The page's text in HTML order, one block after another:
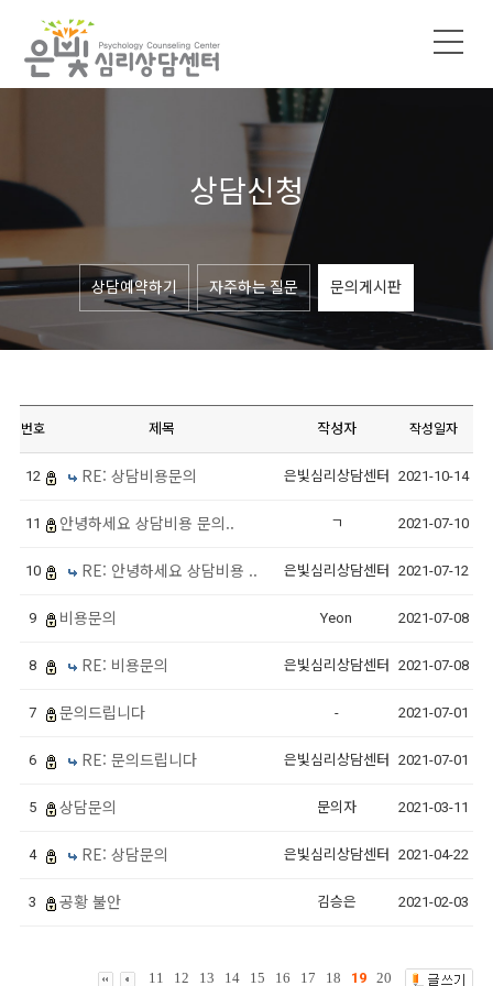
상담신청
상담예약하기 자주하는 질문 문의게시판
번호 제목 작성자 작성일자
12 RE: 상담비용문의 은빛심리상담센터 2021-10-14
11 안녕하세요 상담비용 문의.. ㄱ 2021-07-10
10 RE: 안녕하세요 상담비용 .. 은빛심리상담센터 2021-07-12
9 비용문의 Yeon 2021-07-08
8 RE: 비용문의 은빛심리상담센터 2021-07-08
7 문의드립니다 - 2021-07-01
6 RE: 문의드립니다 은빛심리상담센터 2021-07-01
5 상담문의 문의자 2021-03-11
4 RE: 상담문의 은빛심리상담센터 2021-04-22
3 공황 불안 김승은 2021-02-03
11 12 13 14 15 16 17 18 19 20